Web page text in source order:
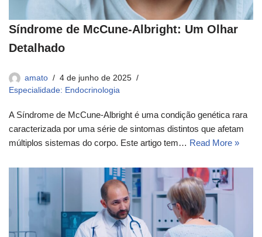
Síndrome de McCune-Albright: Um Olhar
Detalhado
amato
4 de junho de 2025
Especialidade: Endocrinologia
A Síndrome de McCune-Albright é uma condição genética rara
caracterizada por uma série de sintomas distintos que afetam
múltiplos sistemas do corpo. Este artigo tem… Read More »